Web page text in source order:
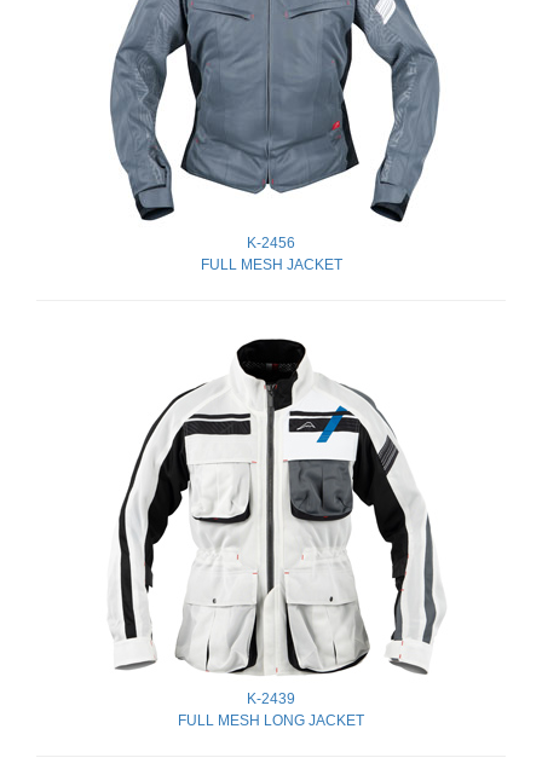
K-2456
FULL MESH JACKET
K-2439
FULL MESH LONG JACKET